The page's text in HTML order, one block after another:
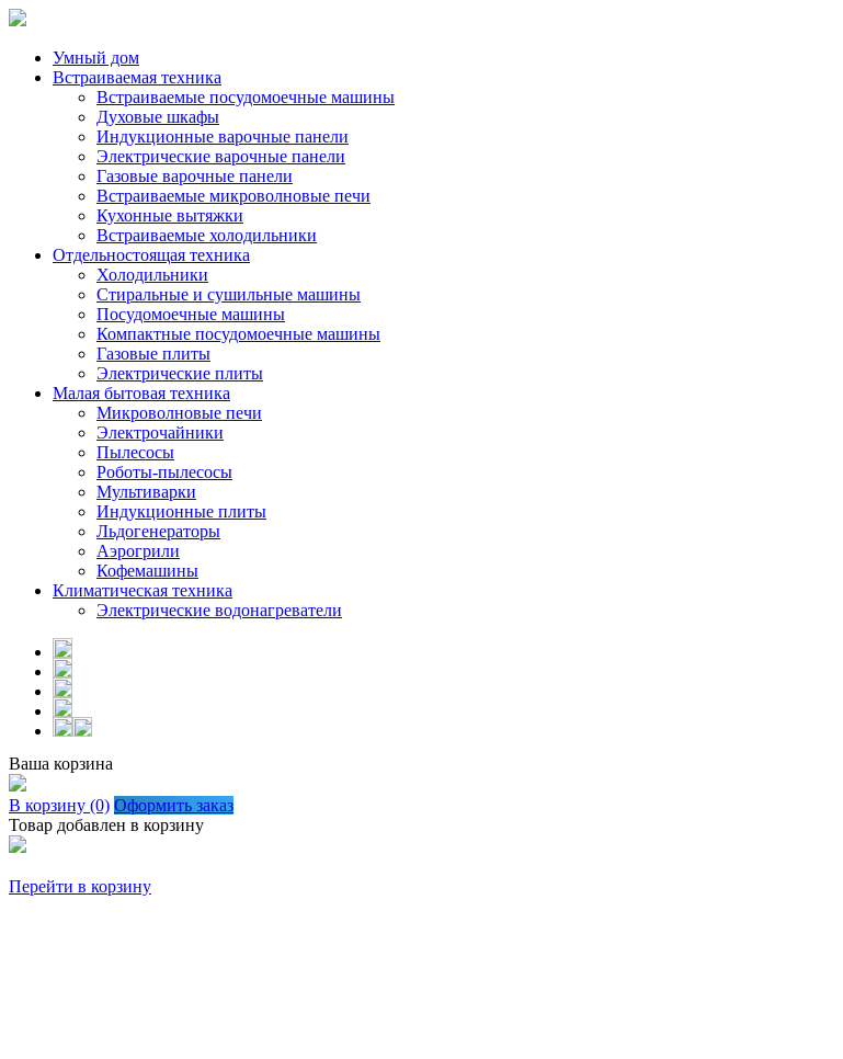
Умный дом
Встраиваемая техника
Встраиваемые посудомоечные машины
Духовые шкафы
Индукционные варочные панели
Электрические варочные панели
Газовые варочные панели
Встраиваемые микроволновые печи
Кухонные вытяжки
Встраиваемые холодильники
Отдельностоящая техника
Холодильники
Стиральные и сушильные машины
Посудомоечные машины
Компактные посудомоечные машины
Газовые плиты
Электрические плиты
Малая бытовая техника
Микроволновые печи
Электрочайники
Пылесосы
Роботы-пылесосы
Мультиварки
Индукционные плиты
Льдогенераторы
Аэрогрили
Кофемашины
Климатическая техника
Электрические водонагреватели
Ваша корзина
В корзину (0) Оформить заказ
Товар добавлен в корзину
Перейти в корзину